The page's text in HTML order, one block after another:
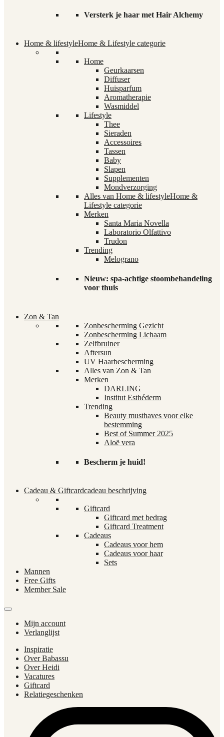
Versterk je haar met Hair Alchemy
Home & lifestyleHome & Lifestyle categorie
Home
Geurkaarsen
Diffuser
Huisparfum
Aromatherapie
Wasmiddel
Lifestyle
Thee
Sieraden
Accessoires
Tassen
Baby
Slapen
Supplementen
Mondverzorging
Alles van Home & lifestyleHome &
Lifestyle categorie
Merken
Santa Maria Novella
Laboratorio Olfattivo
Trudon
Trending
Melograno
Nieuw: spa-achtige stoombehandeling
voor thuis
Zon & Tan
Zonbescherming Gezicht
Zonbescherming Lichaam
Zelfbruiner
Aftersun
UV Haarbescherming
Alles van Zon & Tan
Merken
DARLING
Institut Esthéderm
Trending
Beauty musthaves voor elke
bestemming
Best of Summer 2025
Aloë vera
Bescherm je huid!
Cadeau & Giftcardcadeau beschrijving
Giftcard
Giftcard met bedrag
Giftcard Treatment
Cadeaus
Cadeaus voor hem
Cadeaus voor haar
Sets
Mannen
Free Gifts
Member Sale
Mijn account
Verlanglijst
Inspiratie
Over Babassu
Over Heidi
Vacatures
Giftcard
Relatiegeschenken